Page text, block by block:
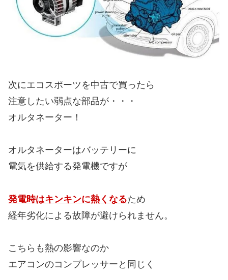
次にエコスポーツを中古で買ったら
注意したい弱点な部品が・・・
オルタネーター！
オルタネーターはバッテリーに
電気を供給する発電機ですが
発電時はキンキンに熱くなるため
経年劣化による故障が避けられません。
こちらも熱の影響なのか
エアコンのコンプレッサーと同じく